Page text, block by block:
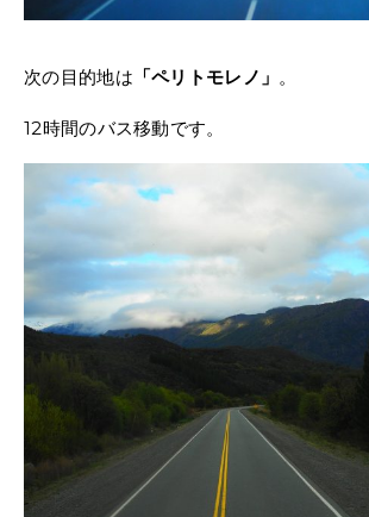
次の目的地は 「ペリトモレノ」 。
12時間のバス移動です。